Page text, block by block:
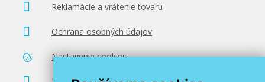
Pridať do košíka
Reklamácie a vrátenie tovaru
Ochrana osobných údajov
Nastavenie cookies